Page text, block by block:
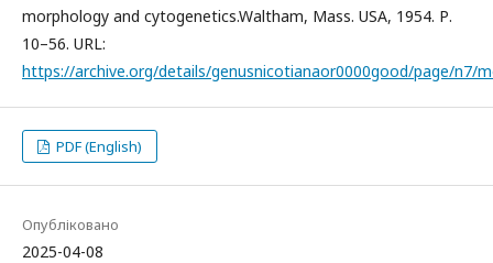
morphology and cytogenetics.Waltham, Mass. USA, 1954. Р.
10–56. URL:
https://archive.org/details/genusnicotianaor0000good/page/n7/
PDF (English)
Опубліковано
2025-04-08